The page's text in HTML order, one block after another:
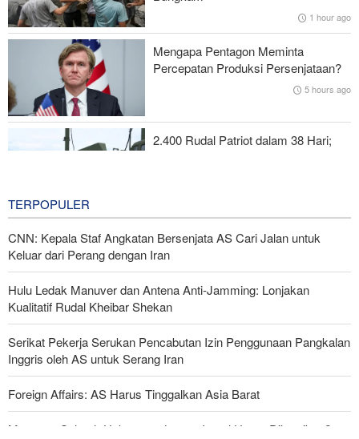
Saudi Tewas dan Terluka
Pasukan Reaksi Cepat dan Pasukan Khusus AD Artesh: Garda
Terdepan Keamanan Perbatasan Iran
Ayaz Amir: Pakta Mekah Tak Jelas Lawan Siapa—AS yang Bikin
Kawasan Tak Aman!
1 hour ago
Mengapa Pentagon Meminta
Percepatan Produksi Persenjataan?
5 hours ago
2.400 Rudal Patriot dalam 38 Hari;
TERPOPULER
CNN: Kepala Staf Angkatan Bersenjata AS Cari Jalan untuk
Keluar dari Perang dengan Iran
Hulu Ledak Manuver dan Antena Anti-Jamming: Lonjakan
Kualitatif Rudal Kheibar Shekan
Serikat Pekerja Serukan Pencabutan Izin Penggunaan Pangkalan
Inggris oleh AS untuk Serang Iran
Foreign Affairs: AS Harus Tinggalkan Asia Barat
Mengapa Seluruh Hubungan dengan Israel Harus Dihentikan?